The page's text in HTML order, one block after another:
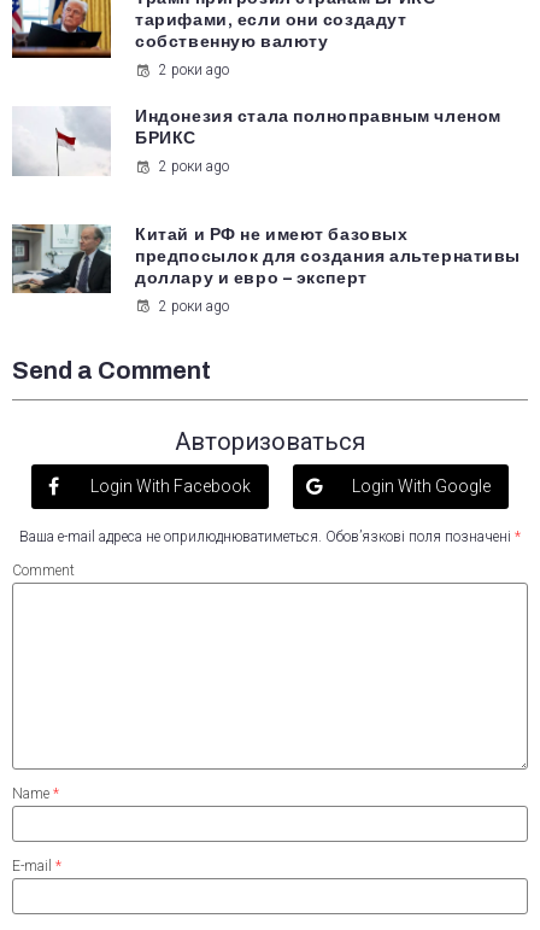
тарифами, если они создадут
собственную валюту
2 роки ago
Индонезия стала полноправным членом
БРИКС
2 роки ago
Китай и РФ не имеют базовых
предпосылок для создания альтернативы
доллару и евро – эксперт
2 роки ago
Send a Comment
Авторизоваться
Login With Facebook Login With Google
Ваша e-mail адреса не оприлюднюватиметься. Обов’язкові поля позначені *
Comment
Name *
E-mail *